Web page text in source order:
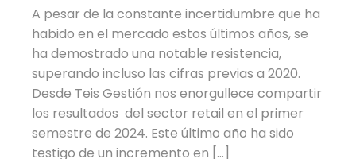
A pesar de la constante incertidumbre que ha
habido en el mercado estos últimos años, se
ha demostrado una notable resistencia,
superando incluso las cifras previas a 2020.
Desde Teis Gestión nos enorgullece compartir
los resultados del sector retail en el primer
semestre de 2024. Este último año ha sido
testigo de un incremento en […]